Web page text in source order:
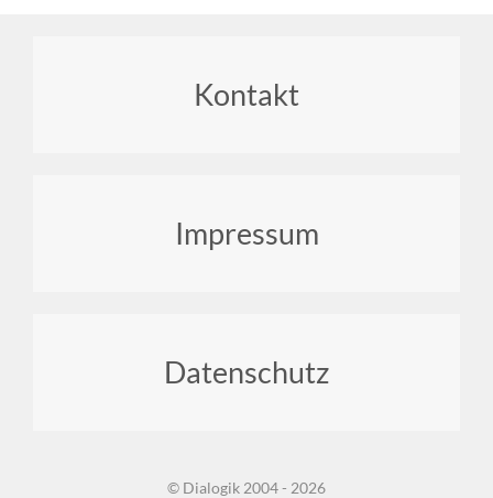
Kontakt
Impressum
Datenschutz
© Dialogik 2004 - 2026